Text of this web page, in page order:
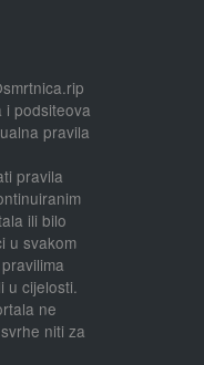
i podsiteova
pravila
pravila
ili bilo
u svakom
u cijelosti.
ne
niti za